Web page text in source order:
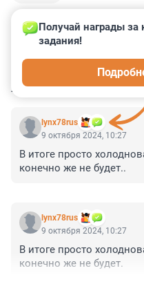
КОММЕНТАРИИ 2
lynx78rus
Получай награды за
задания!
9 октября 2024, 10:27
В итоге просто
конечно же не будет..
lynx78rus
9 октября 2024, 10:27
В итоге просто
конечно же не будет.